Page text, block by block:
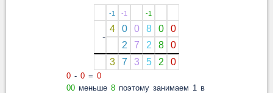
-1 -1 -1
-
4 0 0 8 0
0
2
7 2 8
0
3
7 3 5 2 0
0 - 0 = 0
00 меньше 8 поэтому занимаем 1 в